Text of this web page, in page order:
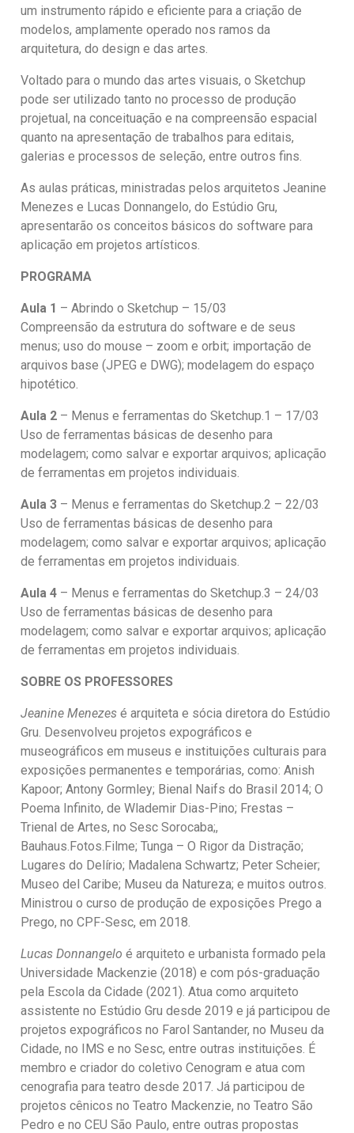
um instrumento rápido e eficiente para a criação de
modelos, amplamente operado nos ramos da
arquitetura, do design e das artes.
Voltado para o mundo das artes visuais, o Sketchup
pode ser utilizado tanto no processo de produção
projetual, na conceituação e na compreensão espacial
quanto na apresentação de trabalhos para editais,
galerias e processos de seleção, entre outros fins.
As aulas práticas, ministradas pelos arquitetos Jeanine
Menezes e Lucas Donnangelo, do Estúdio Gru,
apresentarão os conceitos básicos do software para
aplicação em projetos artísticos.
PROGRAMA
Aula 1 – Abrindo o Sketchup – 15/03
Compreensão da estrutura do software e de seus
menus; uso do mouse – zoom e orbit; importação de
arquivos base (JPEG e DWG); modelagem do espaço
hipotético.
Aula 2 – Menus e ferramentas do Sketchup.1 – 17/03
Uso de ferramentas básicas de desenho para
modelagem; como salvar e exportar arquivos; aplicação
de ferramentas em projetos individuais.
Aula 3 – Menus e ferramentas do Sketchup.2 – 22/03
Uso de ferramentas básicas de desenho para
modelagem; como salvar e exportar arquivos; aplicação
de ferramentas em projetos individuais.
Aula 4 – Menus e ferramentas do Sketchup.3 – 24/03
Uso de ferramentas básicas de desenho para
modelagem; como salvar e exportar arquivos; aplicação
de ferramentas em projetos individuais.
SOBRE OS PROFESSORES
Jeanine Menezes é arquiteta e sócia diretora do Estúdio
Gru. Desenvolveu projetos expográficos e
museográficos em museus e instituições culturais para
exposições permanentes e temporárias, como: Anish
Kapoor; Antony Gormley; Bienal Naifs do Brasil 2014; O
Poema Infinito, de Wlademir Dias-Pino; Frestas –
Trienal de Artes, no Sesc Sorocaba;,
Bauhaus.Fotos.Filme; Tunga – O Rigor da Distração;
Lugares do Delírio; Madalena Schwartz; Peter Scheier;
Museo del Caribe; Museu da Natureza; e muitos outros.
Ministrou o curso de produção de exposições Prego a
Prego, no CPF-Sesc, em 2018.
Lucas Donnangelo é arquiteto e urbanista formado pela
Universidade Mackenzie (2018) e com pós-graduação
pela Escola da Cidade (2021). Atua como arquiteto
assistente no Estúdio Gru desde 2019 e já participou de
projetos expográficos no Farol Santander, no Museu da
Cidade, no IMS e no Sesc, entre outras instituições. É
membro e criador do coletivo Cenogram e atua com
cenografia para teatro desde 2017. Já participou de
projetos cênicos no Teatro Mackenzie, no Teatro São
Pedro e no CEU São Paulo, entre outras propostas